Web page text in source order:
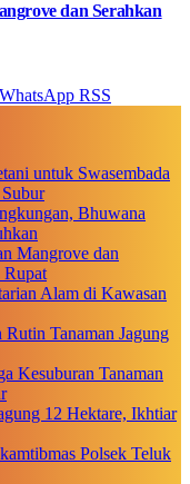
dan Serahkan
WhatsApp RSS
untuk Swasembada
Bhuwana
Mangrove dan
Rupat
Alam di Kawasan
Tanaman Jagung
Kesuburan Tanaman
12 Hektare, Ikhtiar
Polsek Teluk